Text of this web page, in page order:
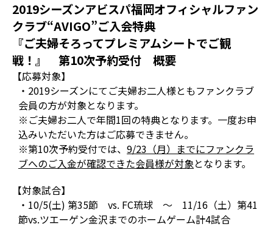
2019シーズンアビスパ福岡オフィシャルファン
クラブ“AVIGO”ご入会特典
『ご夫婦そろってプレミアムシートでご観
戦！』 第10次予約受付 概要
【応募対象】
・2019シーズンにてご夫婦お二人様ともファンクラブ
会員の方が対象となります。
※ご夫婦お二人で年間1回の特典となります。一度お申
込みいただいた方はご応募できません。
※第10次予約受付では、 9/23（月）までにファンクラ
ブへのご入金が確認できた会員様が対象となります。
【対象試合】
・10/5(土) 第35節 vs. FC琉球 ～ 11/16（土）第41
節vs.ツエーゲン金沢までのホームゲーム計4試合